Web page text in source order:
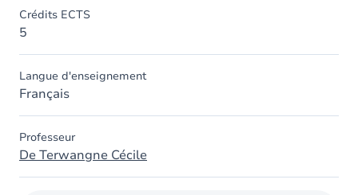
Crédits ECTS
5
Langue d'enseignement
Français
Professeur
De Terwangne Cécile